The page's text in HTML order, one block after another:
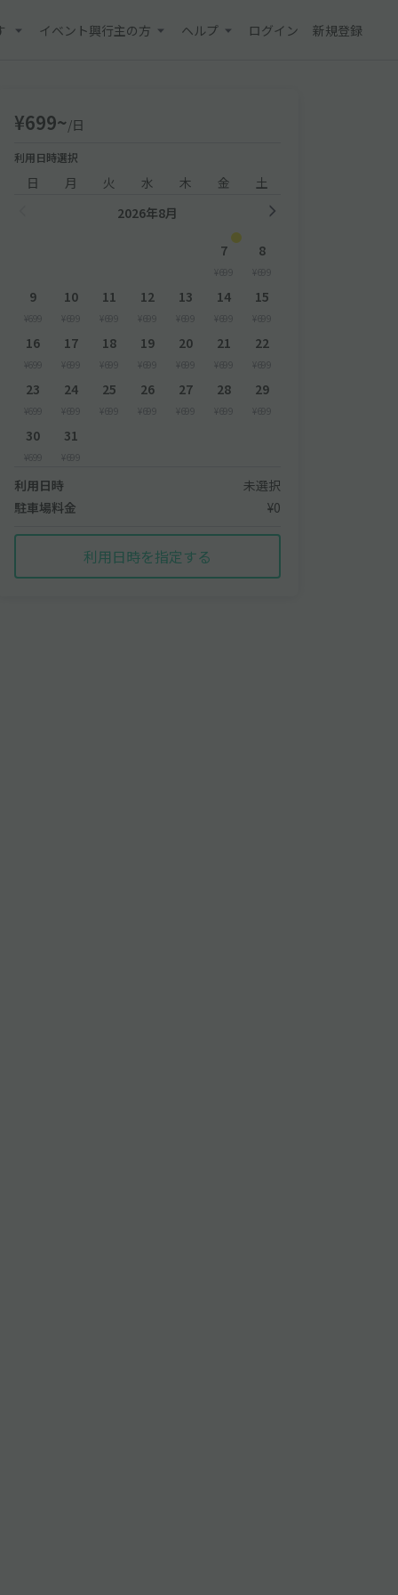
イベント興行主の方 ヘルプ ログイン 新規登録
¥699~/日
利用日時選択
日 月 火 水 木 金
土
2026年8月
7
¥699
8
¥699
9
¥699
10
¥699
11
¥699
12
¥699
13
¥699
14
¥699
15
¥699
16
¥699
17
¥699
18
¥699
19
¥699
20
¥699
21
¥699
22
¥699
23
¥699
24
¥699
25
¥699
26
¥699
27
¥699
28
¥699
29
¥699
30
¥699
31
¥699
利用日時
未選択
駐車場料金
¥0
利用日時を指定する